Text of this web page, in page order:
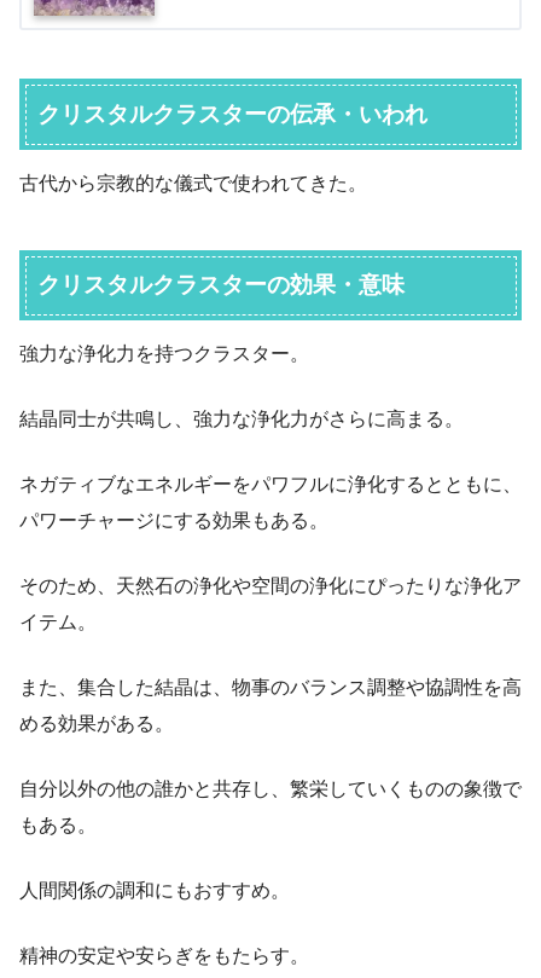
クリスタルクラスターの伝承・いわれ
古代から宗教的な儀式で使われてきた。
クリスタルクラスターの効果・意味
強力な浄化力を持つクラスター。
結晶同士が共鳴し、強力な浄化力がさらに高まる。
ネガティブなエネルギーをパワフルに浄化するとともに、
パワーチャージにする効果もある。
そのため、天然石の浄化や空間の浄化にぴったりな浄化ア
イテム。
また、集合した結晶は、物事のバランス調整や協調性を高
める効果がある。
自分以外の他の誰かと共存し、繁栄していくものの象徴で
もある。
人間関係の調和にもおすすめ。
精神の安定や安らぎをもたらす。